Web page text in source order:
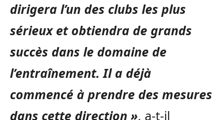
dirigera l’un des clubs les plus
sérieux et obtiendra de grands
succès dans le domaine de
l’entraînement. Il a déjà
commencé à prendre des mesures
dans cette direction », a-t-il